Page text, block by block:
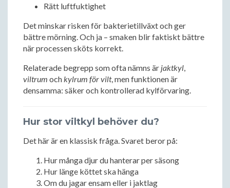
Rätt luftfuktighet
Det minskar risken för bakterietillväxt och ger
bättre mörning. Och ja – smaken blir faktiskt bättre
när processen sköts korrekt.
Relaterade begrepp som ofta nämns är jaktkyl
viltrum och kylrum för vilt, men funktionen är
densamma: säker och kontrollerad kylförvaring.
Hur stor viltkyl behöver du?
Det här är en klassisk fråga. Svaret beror på:
Hur många djur du hanterar per säsong
Hur länge köttet ska hänga
Om du jagar ensam eller i jaktlag